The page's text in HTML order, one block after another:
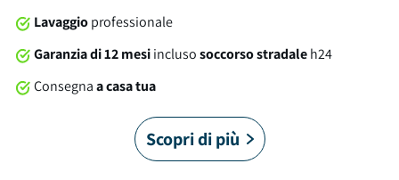
Lavaggioprofessionale
Garanzia di 12 mesiinclusosoccorso stradaleh24
Consegnaa casa tua
Scopri di più